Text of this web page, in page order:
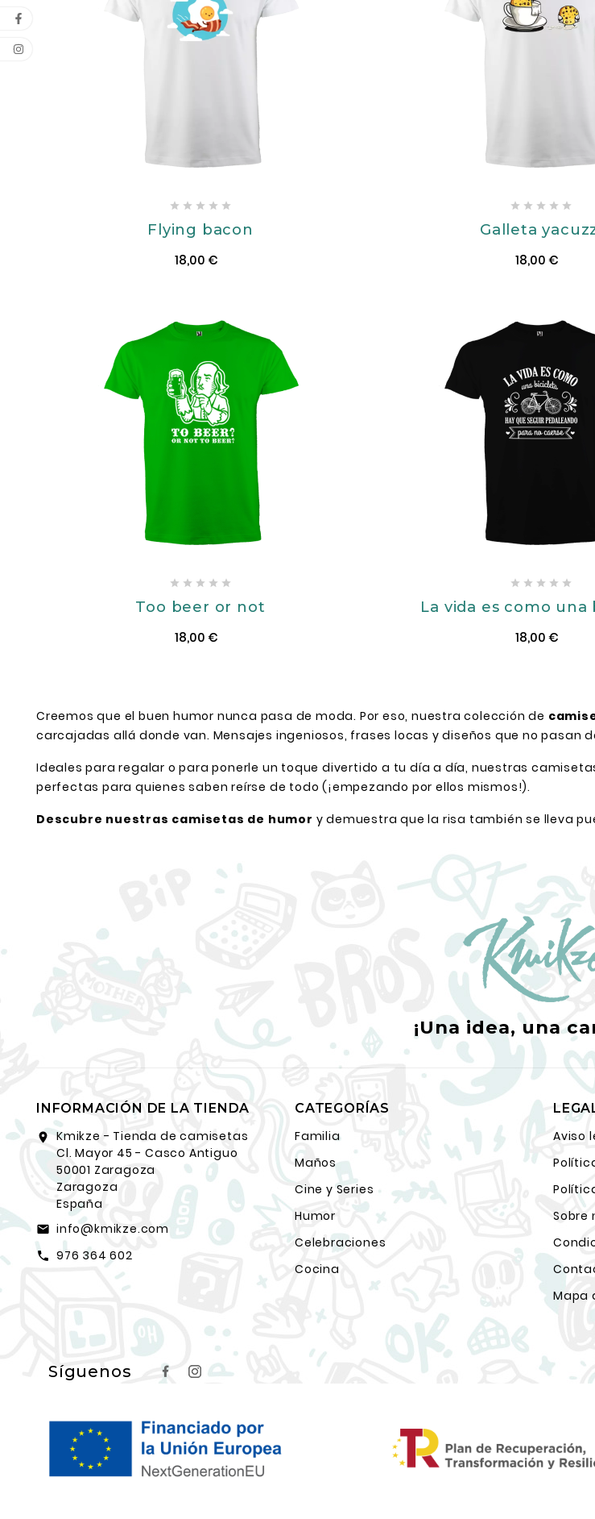
    
Flying bacon
18,00 €
    
Galleta
18,00 €
    
Too beer or not
18,00 €
    
La vida es como una
18,00 €
Creemos que el buen humor nunca pasa de moda. Por eso, nuestra colección de
carcajadas allá donde van. Mensajes ingeniosos, frases locas y diseños que no pasan
Ideales para regalar o para ponerle un toque divertido a tu día a día, nuestras
perfectas para quienes saben reírse de todo (¡empezando por ellos mismos!).
Descubre nuestras camisetas de humor y demuestra que la risa también se lleva
¡Una idea, una
INFORMACIÓN DE LA TIENDA
location_on Kmikze - Tienda de camisetas
Cl. Mayor 45 - Casco Antiguo
50001 Zaragoza
Zaragoza
España
email info@kmikze.com
call 976 364 602
CATEGORÍAS
Familia
Maños
Cine y Series
Humor
Celebraciones
Cocina
Aviso
Sobre
Mapa
Síguenos